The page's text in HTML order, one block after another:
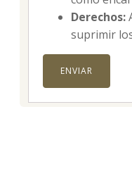
Derechos:
suprimir